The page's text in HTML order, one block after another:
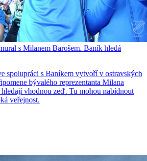
s Milanem Barošem. Baník hledá
spolupráci s Baníkem vytvoří v ostravských
bývalého reprezentanta Milana
vhodnou zeď. Tu mohou nabídnout
veřejnost.